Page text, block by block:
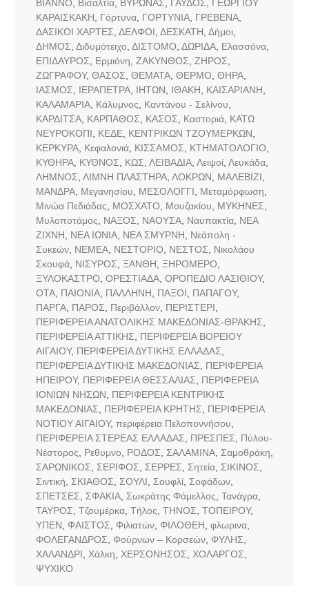
ΒΙΑΝΝΟ
Βισαλτία, ΒΥΡΩΝΑΣ ΓΑΥΔΟΣ
ΓΕΩΡΓΙΟΥ
ΚΑΡΑΙΣΚΑΚΗ
Γόρτυνα, ΓΟΡΤΥΝΙΑ, ΓΡΕΒΕΝΑ,
ΔΑΣΙΚΟΙ ΧΑΡΤΕΣ ΔΕΛΦΟΙ ΔΕΣΚΑΤΗ Δήμοι,
ΔΗΜΟΣ Διδυμότειχο ΔΙΣΤΟΜΟ ΔΩΡΙΔΑ, Ελασσόνα,
ΕΠΙΔΑΥΡΟΣ
Ερμιόνη ΖΑΚΥΝΘΟΣ ΖΗΡΟΣ
ΖΩΓΡΑΦΟΥ, ΘΑΣΟΣ ΘΕΜΑΤΑ, ΘΕΡΜΟ ΘΗΡΑ,
ΙΑΣΜΟΣ
ΙΕΡΑΠΕΤΡΑ, ΙΗΤΩΝ ΙΘΑΚΗ ΚΑΙΣΑΡΙΑΝΗ
ΚΑΛΑΜΑΡΙΑ, Κάλυμνος Καντάνου - Σελίνου
ΚΑΡΔΙΤΣΑ, ΚΑΡΠΑΘΟΣ ΚΑΣΟΣ Καστοριά, ΚΑΤΩ
ΝΕΥΡΟΚΟΠΙ
ΚΕΔΕ, ΚΕΝΤΡΙΚΩΝ ΤΖΟΥΜΕΡΚΩΝ
ΚΕΡΚΥΡΑ, Κεφαλονιά, ΚΙΣΣΑΜΟΣ ΚΤΗΜΑΤΟΛΟΓΙΟ
ΚΥΘΗΡΑ, ΚΥΘΝΟΣ ΚΩΣ ΛΕΙΒΑΔΙΑ, Λειψοί, Λευκάδα,
ΛΗΜΝΟΣ ΛΙΜΝΗ ΠΛΑΣΤΗΡΑ, ΛΟΚΡΩΝ ΜΑΛΕΒΙΖΙ
ΜΑΝΔΡΑ, Μεγανησίου ΜΕΣΟΛΟΓΓΙ Μεταμόρφωση
Μινώα Πεδιάδας
ΜΟΣΧΑΤΟ Μουζακίου ΜΥΚΗΝΕΣ
Μυλοποτάμος
ΝΑΞΟΣ ΝΑΟΥΣΑ, Ναυπακτία, ΝΕΑ
ΖΙΧΝΗ
ΝΕΑ ΙΩΝΙΑ, ΝΕΑ ΣΜΥΡΝΗ
Νεάπολη -
Συκεών, ΝΕΜΕΑ, ΝΕΣΤΟΡΙΟ ΝΕΣΤΟΣ
Νικολάου
Σκουφά, ΝΙΣΥΡΟΣ ΞΑΝΘΗ ΞΗΡΟΜΕΡΟ
ΞΥΛΟΚΑΣΤΡΟ ΟΡΕΣΤΙΑΔΑ, ΟΡΟΠΕΔΙΟ ΛΑΣΙΘΙΟΥ,
ΟΤΑ, ΠΑΙΟΝΙΑ, ΠΑΛΛΗΝΗ ΠΑΞΟΙ ΠΑΠΑΓΟΥ,
ΠΑΡΓΑ, ΠΑΡΟΣ Περιβάλλον, ΠΕΡΙΣΤΕΡΙ
ΠΕΡΙΦΕΡΕΙΑ ΑΝΑΤΟΛΙΚΗΣ ΜΑΚΕΔΟΝΙΑΣ-ΘΡΑΚΗΣ
ΠΕΡΙΦΕΡΕΙΑ ΑΤΤΙΚΗΣ
ΠΕΡΙΦΕΡΕΙΑ ΒΟΡΕΙΟΥ
ΑΙΓΑΙΟΥ, ΠΕΡΙΦΕΡΕΙΑ ΔΥΤΙΚΗΣ ΕΛΛΑΔΑΣ
ΠΕΡΙΦΕΡΕΙΑ ΔΥΤΙΚΗΣ ΜΑΚΕΔΟΝΙΑΣ
ΠΕΡΙΦΕΡΕΙΑ
ΗΠΕΙΡΟΥ, ΠΕΡΙΦΕΡΕΙΑ ΘΕΣΣΑΛΙΑΣ
ΠΕΡΙΦΕΡΕΙΑ
ΙΟΝΙΩΝ ΝΗΣΩΝ
ΠΕΡΙΦΕΡΕΙΑ ΚΕΝΤΡΙΚΗΣ
ΜΑΚΕΔΟΝΙΑΣ
ΠΕΡΙΦΕΡΕΙΑ ΚΡΗΤΗΣ
ΠΕΡΙΦΕΡΕΙΑ
ΝΟΤΙΟΥ ΑΙΓΑΙΟΥ, περιφέρεια Πελοποννήσου
ΠΕΡΙΦΕΡΕΙΑ ΣΤΕΡΕΑΣ ΕΛΛΑΔΑΣ
ΠΡΕΣΠΕΣ
Πύλου-
Νέστορος
Ρεθυμνο ΡΟΔΟΣ ΣΑΛΑΜΙΝΑ, Σαμοθράκη
ΣΑΡΩΝΙΚΟΣ
ΣΕΡΙΦΟΣ ΣΕΡΡΕΣ Σητεία, ΣΙΚΙΝΟΣ
Σιντική
ΣΚΙΑΘΟΣ ΣΟΥΛΙ Σουφλί, Σοφάδων,
ΣΠΕΤΣΕΣ
ΣΦΑΚΙΑ, Σωκράτης Φάμελλος Τανάγρα,
ΤΑΥΡΟΣ Τζουμέρκα, Τήλος ΤΗΝΟΣ ΤΟΠΕΙΡΟΥ,
ΥΠΕΝ
ΦΑΙΣΤΟΣ Φιλιατών, ΦΙΛΟΘΕΗ φλωρινα,
ΦΟΛΕΓΑΝΔΡΟΣ
Φούρνων – Κορσεών, ΦΥΛΗΣ
ΧΑΛΑΝΔΡΙ
Χάλκη ΧΕΡΣΟΝΗΣΟΣ ΧΟΛΑΡΓΟΣ
ΨΥΧΙΚΟ